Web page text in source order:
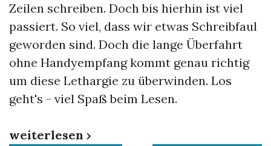
Zeilen schreiben. Doch bis hierhin ist viel
passiert. So viel, dass wir etwas Schreibfaul
geworden sind. Doch die lange Überfahrt
ohne Handyempfang kommt genau richtig
um diese Lethargie zu überwinden. Los
geht's - viel Spaß beim Lesen.
weiterlesen ›